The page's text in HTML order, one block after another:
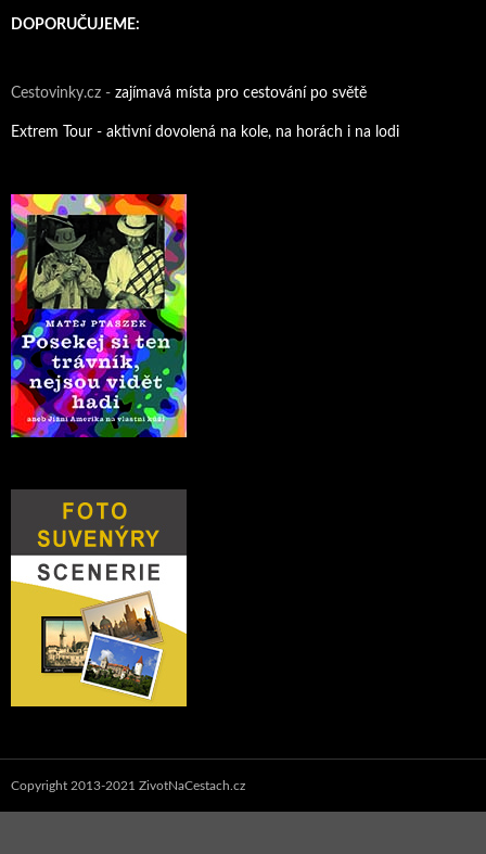
DOPORUČUJEME:
Cestovinky.cz - zajímavá místa pro cestování po světě
Extrem Tour - aktivní dovolená na kole, na horách i na lodi